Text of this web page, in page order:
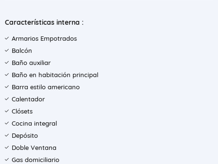
Características interna :
Armarios Empotrados
Balcón
Baño auxiliar
Baño en habitación principal
Barra estilo americano
Calentador
Clósets
Cocina integral
Depósito
Doble Ventana
Gas domiciliario